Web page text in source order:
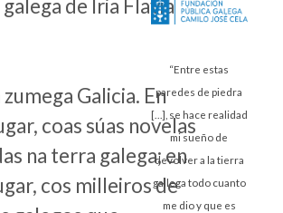
de Iria Flavia
Galicia. En
coas súas novelas
na terra galega; en
cos milleiros de
“Entre estas
paredes de piedra
[…], se hace realidad
mi sueño de
devolver a la tierra
gallega todo cuanto
me dio y que es